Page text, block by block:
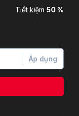
Tiết kiệm 50 %
Áp dụng